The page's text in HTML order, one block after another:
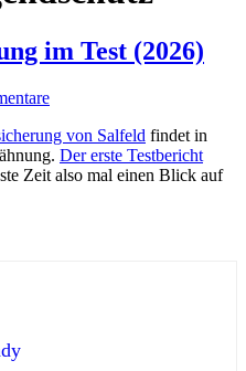
im Test (2026)
von Salfeld findet in
Der erste Testbericht
Zeit also mal einen Blick auf